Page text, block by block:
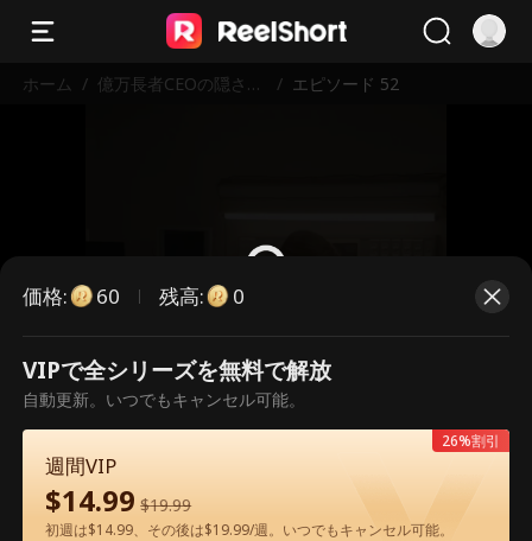
ホーム / 億万長者CEOの隠され
/ エピソード 52
こちらは有料のエピソードです。視
聴いただくには解放が必要です。
価格: 60 残高: 0
VIPで全シリーズを無料で解放
自動更新。いつでもキャンセル可能。
週間VIP
$14.99 $19.99
初週は$14.99、その後は$19.99/週。いつでもキャンセル可能。
26%割引